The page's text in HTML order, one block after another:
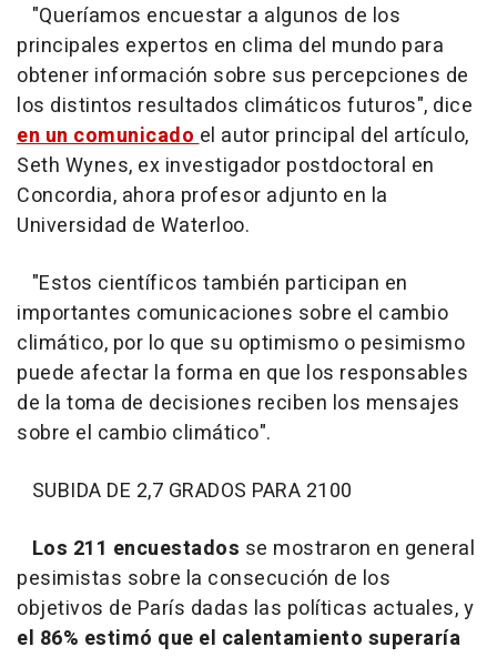
"Queríamos encuestar a algunos de los
principales expertos en clima del mundo para
obtener información sobre sus percepciones de
los distintos resultados climáticos futuros", dice
en un comunicadoel autor principal del artículo,
Seth Wynes, ex investigador postdoctoral en
Concordia, ahora profesor adjunto en la
Universidad de Waterloo.
"Estos científicos también participan en
importantes comunicaciones sobre el cambio
climático, por lo que su optimismo o pesimismo
puede afectar la forma en que los responsables
de la toma de decisiones reciben los mensajes
sobre el cambio climático".
SUBIDA DE 2,7 GRADOS PARA 2100
Los 211 encuestados se mostraron en general
pesimistas sobre la consecución de los
objetivos de París dadas las políticas actuales, y
el 86% estimó que el calentamiento superaría